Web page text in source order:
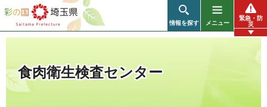
彩の国 埼玉県
情報を探す メニュー
緊急・防
災
食肉衛生検査センター